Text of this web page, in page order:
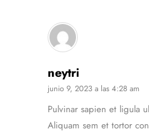
neytri
junio 9, 2023 a las 4:28 am
Pulvinar sapien et ligula
Aliquam sem et tortor